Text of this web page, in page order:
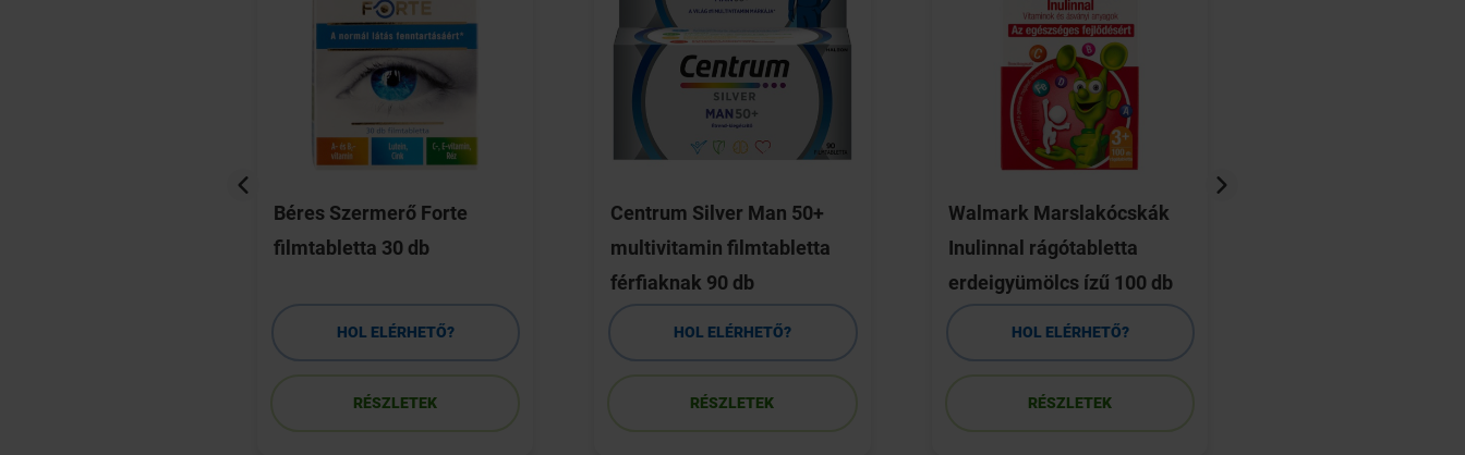
Béres Szermerő Forte
filmtabletta 30 db
HOL ELÉRHETŐ?
RÉSZLETEK
Centrum Silver Man 50+
multivitamin filmtabletta
férfiaknak 90 db
HOL ELÉRHETŐ?
RÉSZLETEK
Walmark Marslakócskák
Inulinnal rágótabletta
erdeigyümölcs ízű 100 db
HOL ELÉRHETŐ?
RÉSZLETEK